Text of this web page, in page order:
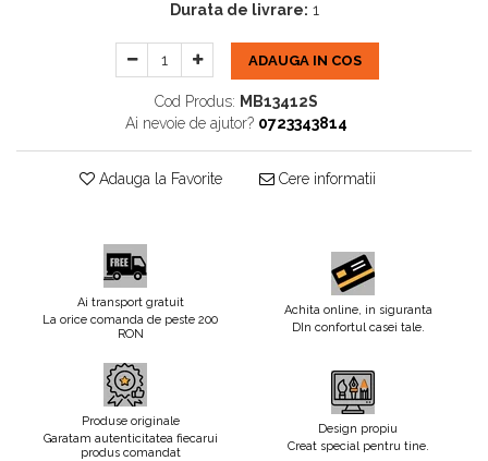
Durata de livrare: 1
ADAUGA IN COS
Cod Produs: MB13412S
Ai nevoie de ajutor? 0723343814
Adauga la Favorite Cere informatii
Ai transport gratuit
La orice comanda de peste 200
RON
Achita online, in siguranta
DIn confortul casei tale.
Produse originale
Garatam autenticitatea fiecarui
produs comandat
Design propiu
Creat special pentru tine.